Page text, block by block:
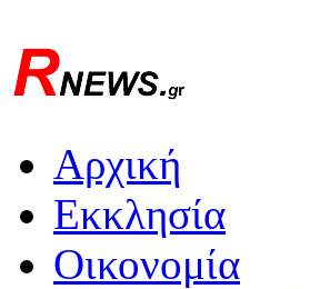
Αρχική
Εκκλησία
Οικονομία